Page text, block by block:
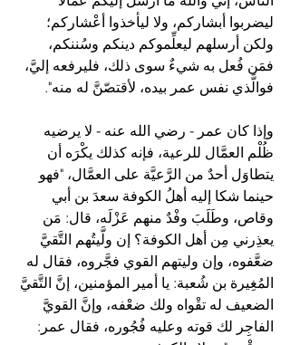
ليضربوا أبشاركم، ولا ليأخذوا أعْشاركم؛
ولكن أرسلهم ليعلِّموكم دينكم وسُننكم،
فمَن فُعل به شيءٌ سوى ذلك، فليرفعه إليَّ،
فوالَّذي نفس عمر بيده، لأقتصّنَّ له منه".
وإذا كان عمر - رضي الله عنه - لا يرضيه
ظُلْم العمَّال للرعية، فإنه كذلك يكْرَه أن
يتطاوَل أحدٌ من الرَّعيَّة على العمَّال، "فهو
حينما شكا إليه أهلُ الكوفة سعدَ بن أبي
وقاص، وطَلَبَ وفْدٌ منهم عَزْلَه، قال: مَن
يعذِرني مِن أهل الكوفة؟ إن ولَّيتُهم التَّقيَّ
ضعَّفوه، وإن وليتهم القوي فجَّروه، فقال له
المُغِيرة بن شُعبة: يا أمير المؤمنين، إنَّ التَّقيَّ
الضعيف له تقْواه ولك ضعْفه، وإنَّ القويَّ
الفاجِر لك قوته وعليه فُجُوره، فقال عمر: